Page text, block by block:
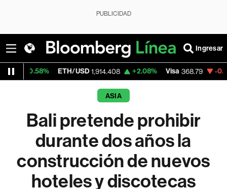
PUBLICIDAD
Ingresar
ETH/USD 1,914.408 +2.08% Visa 368.79 -0.22%
ASIA
Bali pretende prohibir
durante dos años la
construcción de nuevos
hoteles y discotecas